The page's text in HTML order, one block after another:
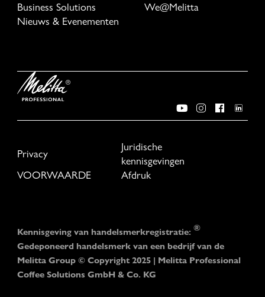
Business Solutions
We@Melitta
Nieuws & Evenementen
Privacy
Juridische
kennisgevingen
VOORWAARDE
Afdruk
Kennisgeving van handelsmerkregistratie: ®
Gedeponeerd handelsmerk van een bedrijf van de
Melitta Group © Copyright 2025 | Melitta Professional
Coffee Solutions GmbH & Co. KG